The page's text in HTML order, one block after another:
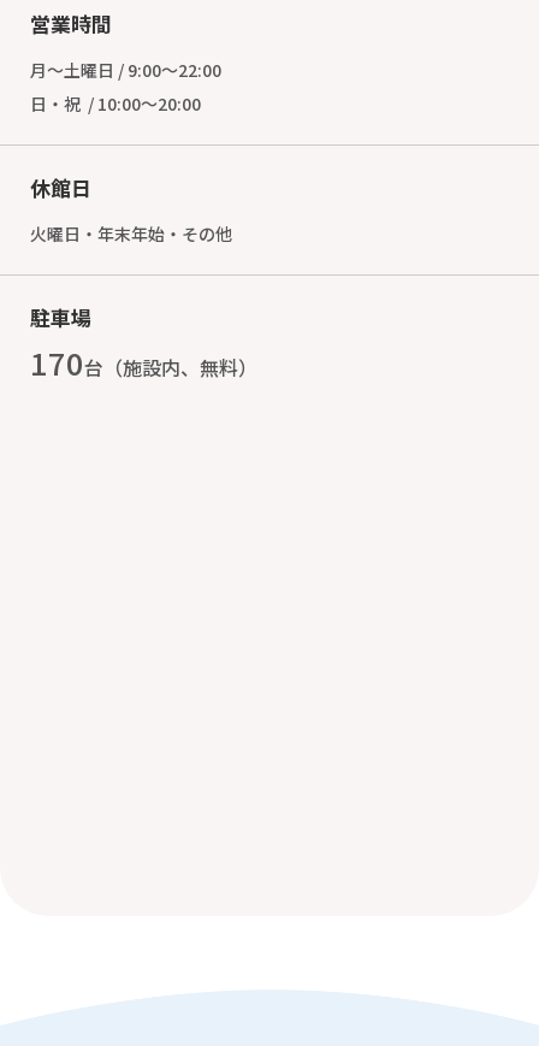
営業時間
月～土曜日 / 9:00～22:00
日・祝 / 10:00～20:00
休館日
火曜日・年末年始・その他
駐車場
170台（施設内、無料）